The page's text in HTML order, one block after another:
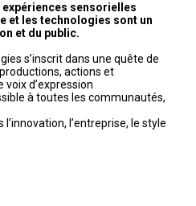
sensorielles
et les technologies sont un
et du public.
s’inscrit dans une quête de
actions et
d’expression
à toutes les communautés,
l’entreprise, le style